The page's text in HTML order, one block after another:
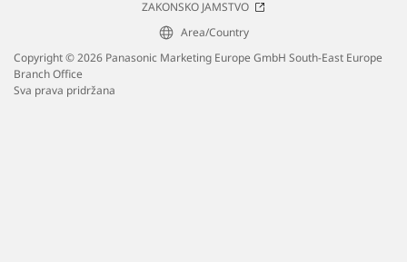
ZAKONSKO JAMSTVO
Area/Country
Copyright © 2026 Panasonic Marketing Europe GmbH South-East Europe
Branch Office
Sva prava pridržana